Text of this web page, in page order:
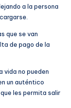
a la persona
que se van
de pago de la
vida no pueden
un auténtico
les permita salir